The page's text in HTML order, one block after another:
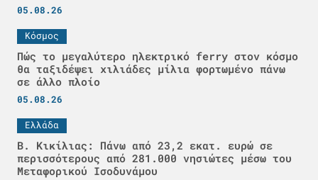
05.08.26
Κόσμος
Πώς το μεγαλύτερο ηλεκτρικό ferry στον κόσμο
θα ταξιδέψει χιλιάδες μίλια φορτωμένο πάνω
σε άλλο πλοίο
05.08.26
Ελλάδα
Β. Κικίλιας: Πάνω από 23,2 εκατ. ευρώ σε
περισσότερους από 281.000 νησιώτες μέσω του
Μεταφορικού Ισοδυνάμου